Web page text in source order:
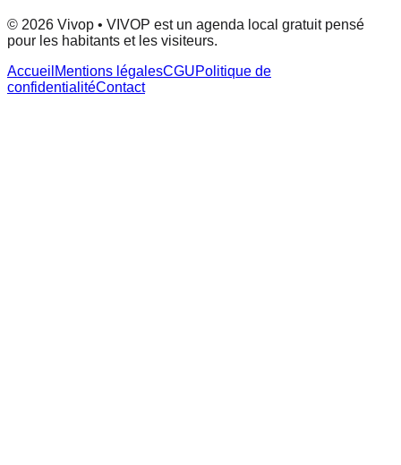
© 2026 Vivop • VIVOP est un agenda local gratuit pensé
pour les habitants et les visiteurs.
Accueil Mentions légalesCGUPolitique de
confidentialitéContact